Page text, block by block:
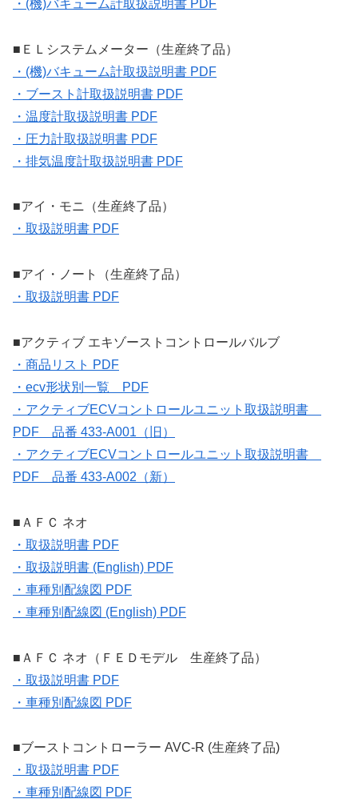
・(機)バキューム計取扱説明書 PDF
■ＥＬシステムメーター（生産終了品）
・(機)バキューム計取扱説明書 PDF
・ブースト計取扱説明書 PDF
・温度計取扱説明書 PDF
・圧力計取扱説明書 PDF
・排気温度計取扱説明書 PDF
■アイ・モニ（生産終了品）
・取扱説明書 PDF
■アイ・ノート（生産終了品）
・取扱説明書 PDF
■アクティブ エキゾーストコントロールバルブ
・商品リスト PDF
・ecv形状別一覧 PDF
・アクティブECVコントロールユニット取扱説明書
PDF 品番 433-A001（旧）
・アクティブECVコントロールユニット取扱説明書
PDF 品番 433-A002（新）
■ＡＦＣ ネオ
・取扱説明書 PDF
・取扱説明書 (English) PDF
・車種別配線図 PDF
・車種別配線図 (English) PDF
■ＡＦＣ ネオ（ＦＥＤモデル 生産終了品）
・取扱説明書 PDF
・車種別配線図 PDF
■ブーストコントローラー AVC-R (生産終了品)
・取扱説明書 PDF
・車種別配線図 PDF